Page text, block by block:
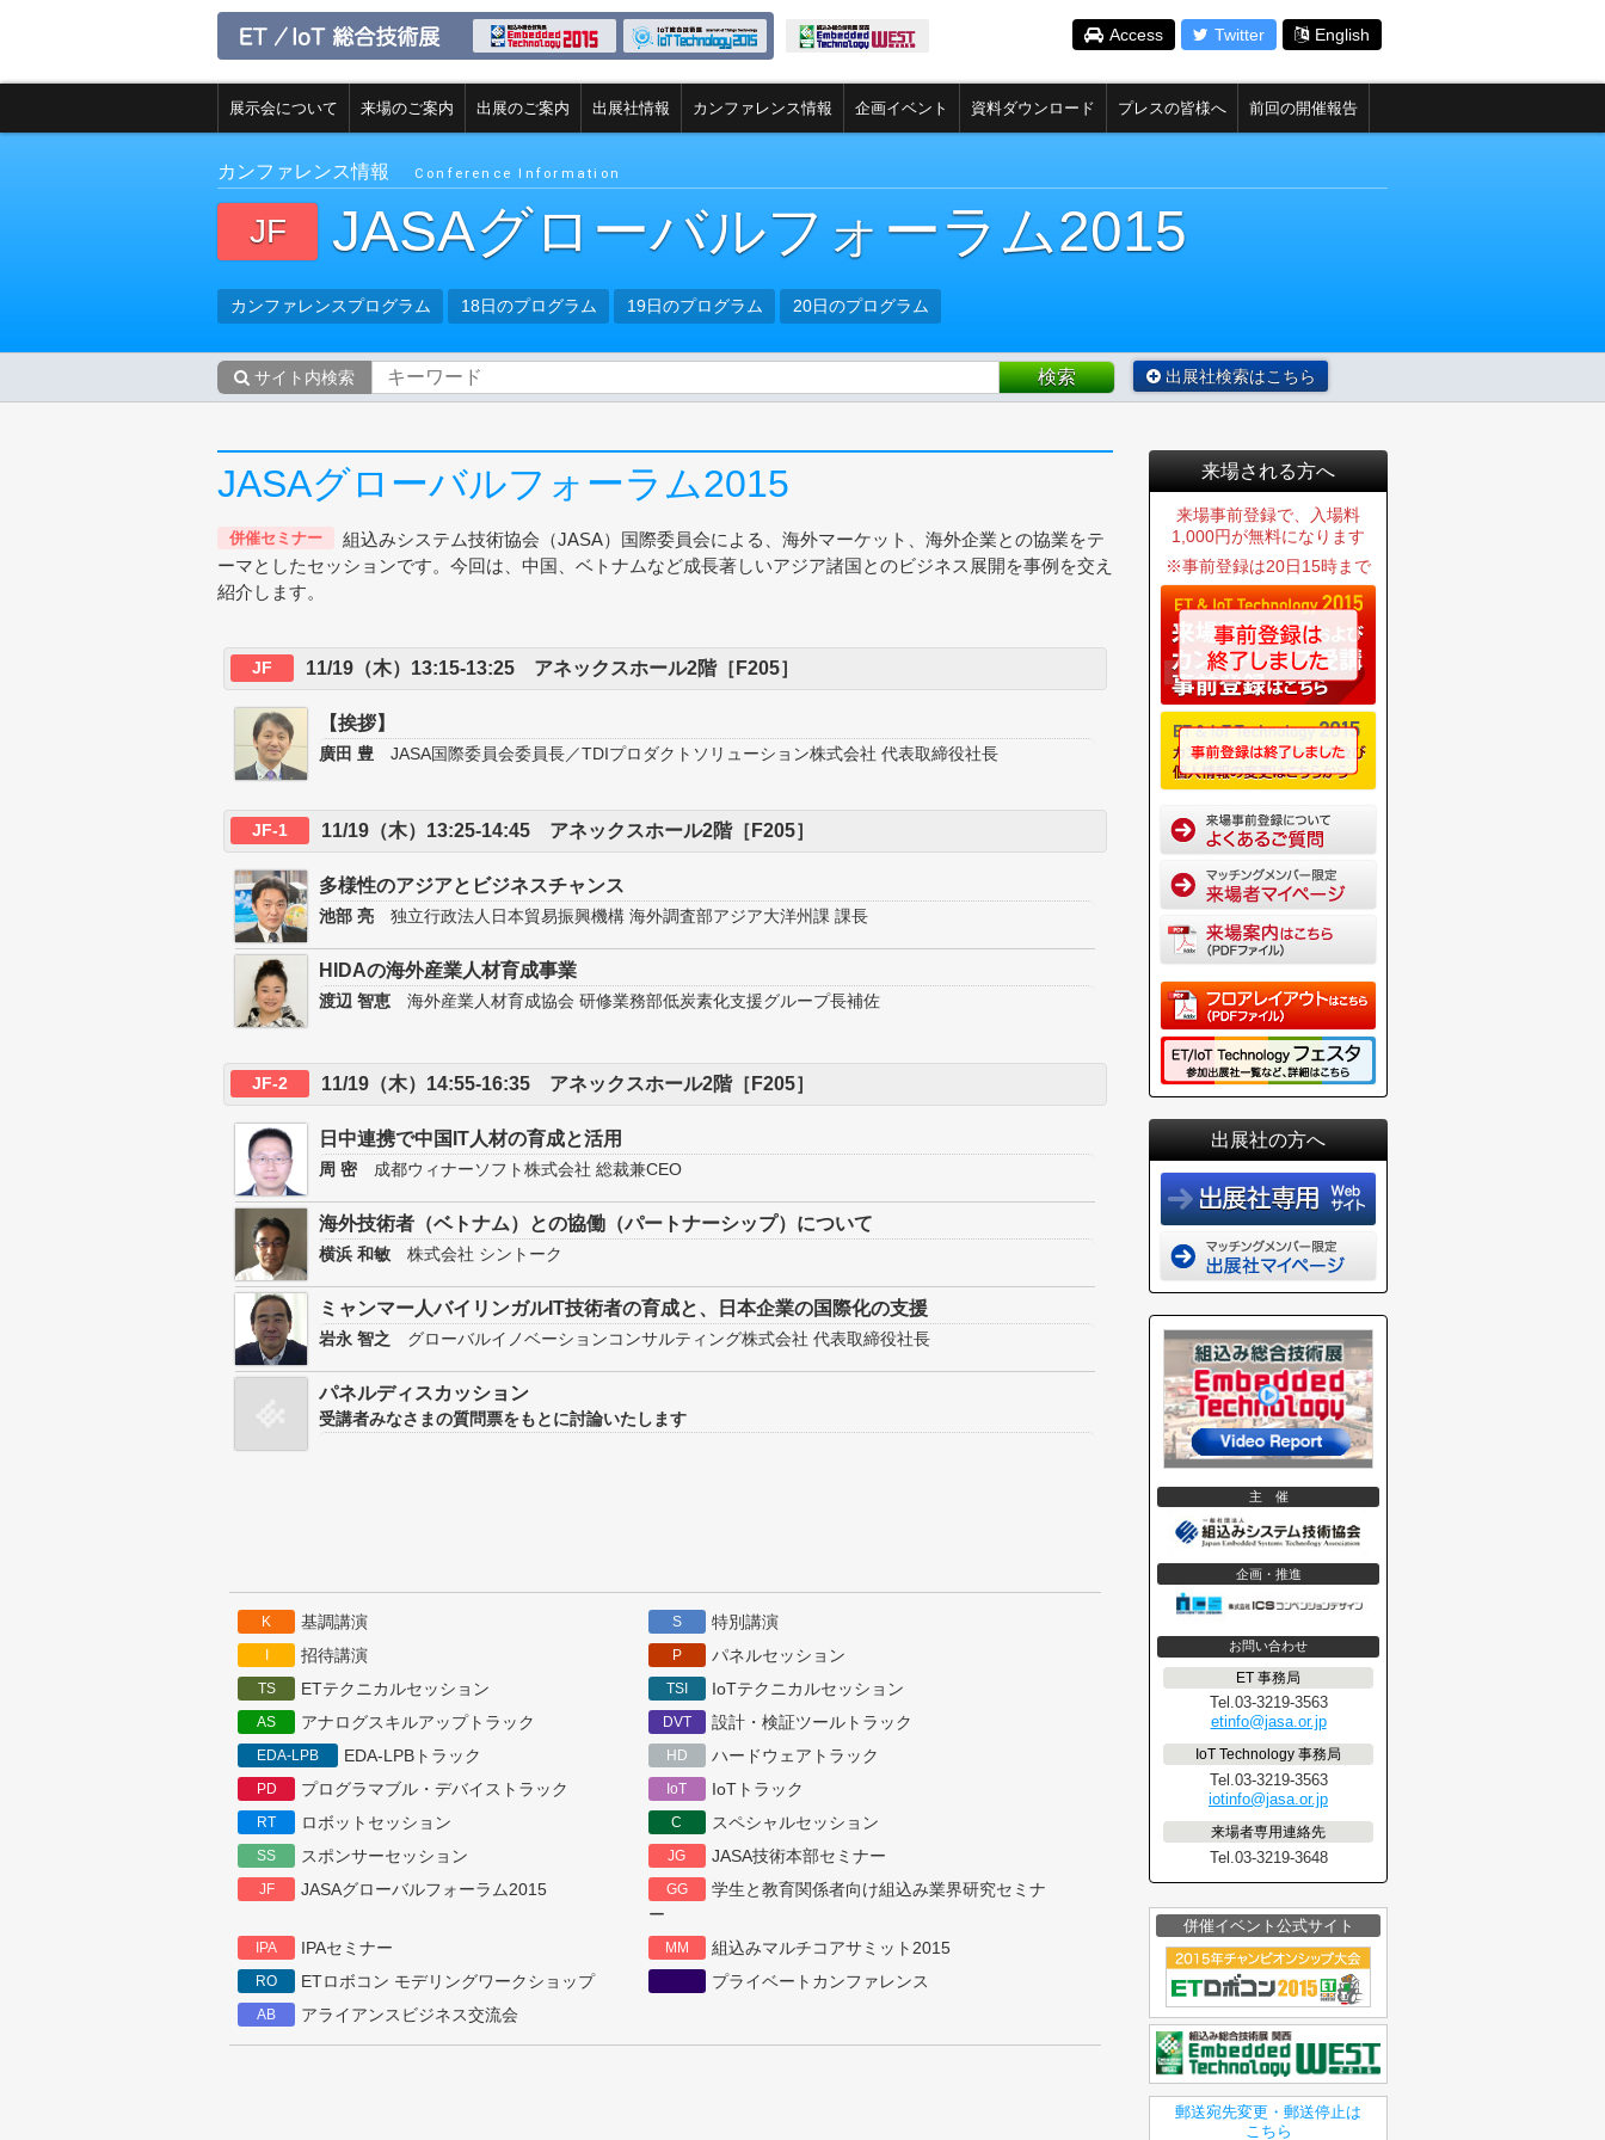
Access Twitter English
展示会について 来場のご案内 出展のご案内 出展社情報 カンファレンス情報 企画イベント 資料ダウンロード プレスの皆様へ 前回の開催報告
カンファレンス情報 Conference Information
JF JASAグローバルフォーラム2015
カンファレンスプログラム 18日のプログラム 19日のプログラム 20日のプログラム
サイト内検索 出展社検索はこちら
JASAグローバルフォーラム2015
併催セミナー
組込みシステム技術協会（JASA）国際委員会による、海外マーケット、海外企業との協業をテ
ーマとしたセッションです。今回は、中国、ベトナムなど成長著しいアジア諸国とのビジネス展開を事例を交え
紹介します。
JF 11/19（木）13:15-13:25 アネックスホール2階［F205］
【挨拶】
廣田 豊 JASA国際委員会委員長／TDIプロダクトソリューション株式会社 代表取締役社長
JF-1 11/19（木）13:25-14:45 アネックスホール2階［F205］
多様性のアジアとビジネスチャンス
池部 亮 独立行政法人日本貿易振興機構 海外調査部アジア大洋州課 課長
HIDAの海外産業人材育成事業
渡辺 智恵 海外産業人材育成協会 研修業務部低炭素化支援グループ長補佐
JF-2 11/19（木）14:55-16:35 アネックスホール2階［F205］
日中連携で中国IT人材の育成と活用
周 密 成都ウィナーソフト株式会社 総裁兼CEO
海外技術者（ベトナム）との協働（パートナーシップ）について
横浜 和敏 株式会社 シントーク
ミャンマー人バイリンガルIT技術者の育成と、日本企業の国際化の支援
岩永 智之 グローバルイノベーションコンサルティング株式会社 代表取締役社長
パネルディスカッション
受講者みなさまの質問票をもとに討論いたします
K 基調講演 S 特別講演
招待講演 P パネルセッション
TS ETテクニカルセッション TSI IoTテクニカルセッション
AS アナログスキルアップトラック DVT 設計・検証ツールトラック
EDA-LPB EDA-LPBトラック HD ハードウェアトラック
PD プログラマブル・デバイストラック IoT IoTトラック
RT ロボットセッション C スペシャルセッション
SS スポンサーセッション JG JASA技術本部セミナー
JF JASAグローバルフォーラム2015 GG
学生と教育関係者向け組込み業界研究セミナ
ー
IPA IPAセミナー MM 組込みマルチコアサミット2015
RO ETロボコン モデリングワークショップ プライベートカンファレンス
AB アライアンスビジネス交流会
来場される方へ
来場事前登録で、入場料
1,000円が無料になります
※事前登録は20日15時まで
出展社の方へ
主 催
企画・推進
お問い合わせ
ET 事務局
Tel.03-3219-3563
etinfo@jasa.or.jp
IoT Technology 事務局
Tel.03-3219-3563
iotinfo@jasa.or.jp
来場者専用連絡先
Tel.03-3219-3648
併催イベント公式サイト
郵送宛先変更・郵送停止は
こちら